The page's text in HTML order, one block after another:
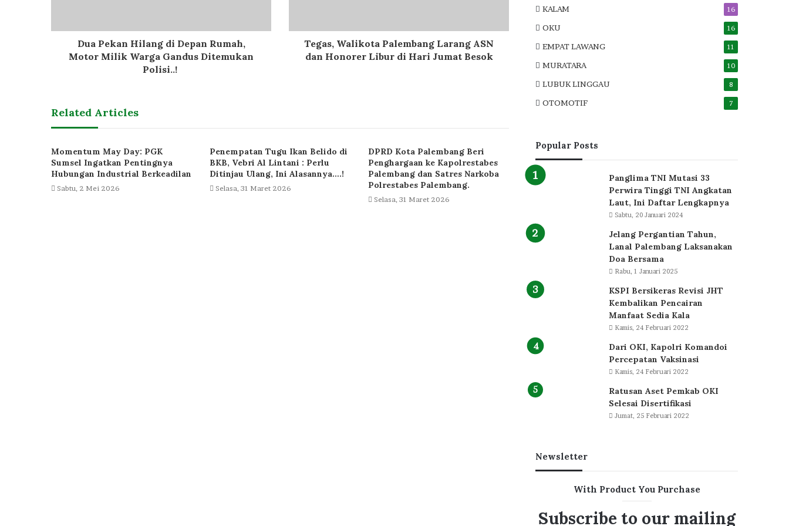
Dua Pekan Hilang di Depan Rumah,
Motor Milik Warga Gandus Ditemukan
Polisi..!
Tegas, Walikota Palembang Larang ASN
dan Honorer Libur di Hari Jumat Besok
Related Articles
Momentum May Day: PGK
Sumsel Ingatkan Pentingnya
Hubungan Industrial Berkeadilan
Sabtu, 2 Mei 2026
Penempatan Tugu Ikan Belido di
BKB, Vebri Al Lintani : Perlu
Ditinjau Ulang, Ini Alasannya….!
Selasa, 31 Maret 2026
DPRD Kota Palembang Beri
Penghargaan ke Kapolrestabes
Palembang dan Satres Narkoba
Polrestabes Palembang.
Selasa, 31 Maret 2026
KALAM 16
OKU 16
EMPAT LAWANG 11
MURATARA 10
LUBUK LINGGAU 8
OTOMOTIF 7
Popular Posts
Panglima TNI Mutasi 33
Perwira Tinggi TNI Angkatan
Laut, Ini Daftar Lengkapnya
Sabtu, 20 Januari 2024
Jelang Pergantian Tahun,
Lanal Palembang Laksanakan
Doa Bersama
Rabu, 1 Januari 2025
KSPI Bersikeras Revisi JHT
Kembalikan Pencairan
Manfaat Sedia Kala
Kamis, 24 Februari 2022
Dari OKI, Kapolri Komandoi
Percepatan Vaksinasi
Kamis, 24 Februari 2022
Ratusan Aset Pemkab OKI
Selesai Disertifikasi
Jumat, 25 Februari 2022
Newsletter
With Product You Purchase
Subscribe to our mailing